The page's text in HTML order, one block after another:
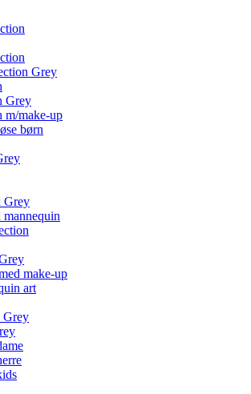
Grey
Grey
m/make-up
børn
Grey
make-up
art
Grey